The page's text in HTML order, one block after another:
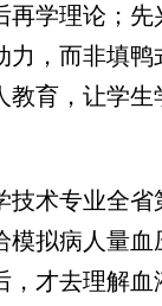
再学理论；
力，而非填
育，让学生
术专业全省
模拟病人量
才去理解血